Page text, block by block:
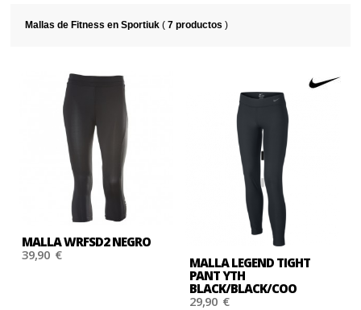
Mallas de Fitness en Sportiuk (7 productos )
MALLA WRFSD2 NEGRO
39,90 €
MALLA LEGEND TIGHT
PANT YTH
BLACK/BLACK/COO
29,90 €